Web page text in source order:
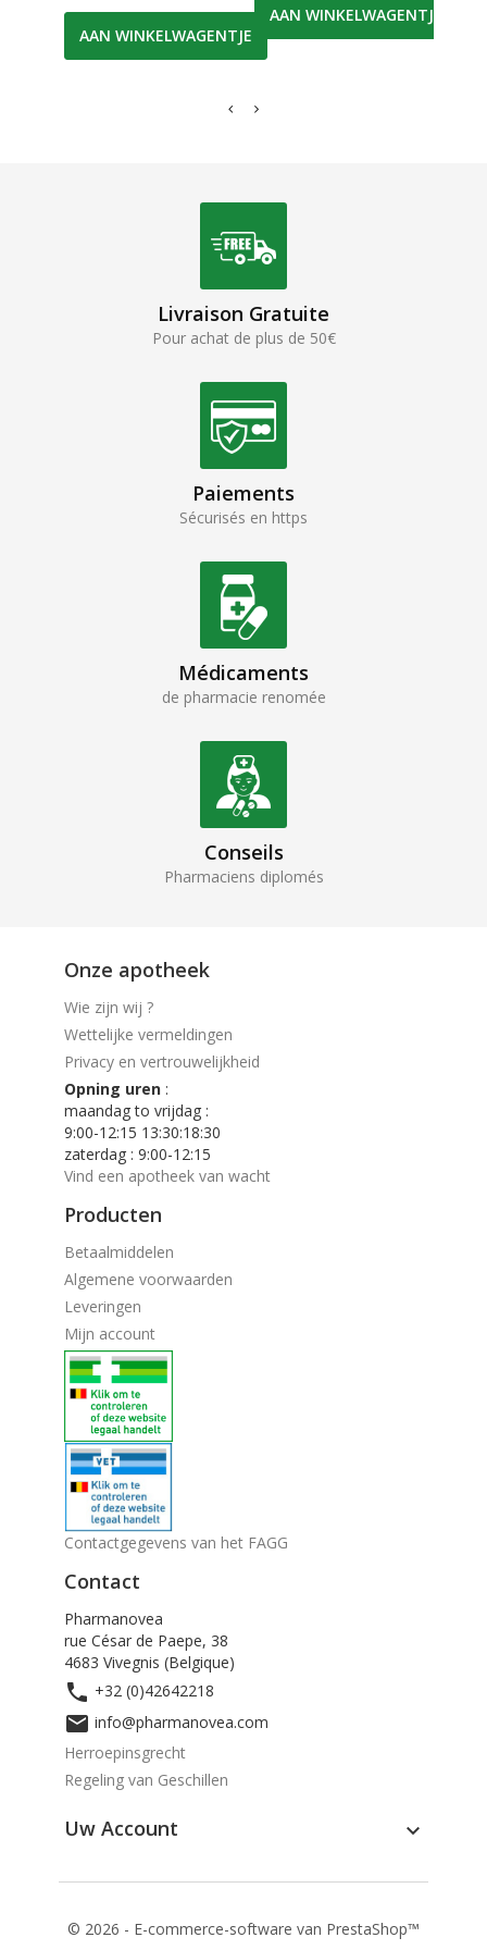
AAN WINKELWAGENTJE
AAN WINKELWAGENTJE
Livraison Gratuite
Pour achat de plus de 50€
Paiements
Sécurisés en https
Médicaments
de pharmacie renomée
Conseils
Pharmaciens diplomés
Onze apotheek
Wie zijn wij ?
Wettelijke vermeldingen
Privacy en vertrouwelijkheid
Opning uren :
maandag to vrijdag :
9:00-12:15 13:30:18:30
zaterdag : 9:00-12:15
Vind een apotheek van wacht
Producten
Betaalmiddelen
Algemene voorwaarden
Leveringen
Mijn account
Contactgegevens van het FAGG
Contact
Pharmanovea
rue César de Paepe, 38
4683 Vivegnis (Belgique)
 +32 (0)42642218
 info@pharmanovea.com
Herroepinsgrecht
Regeling van Geschillen
Uw Account 
© 2026 - E-commerce-software van PrestaShop™